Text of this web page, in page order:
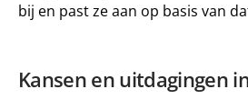
bij en past ze aan op basis van
Kansen en uitdagingen